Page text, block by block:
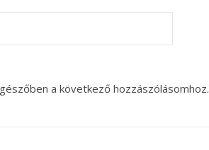
a következő hozzászólásomhoz.